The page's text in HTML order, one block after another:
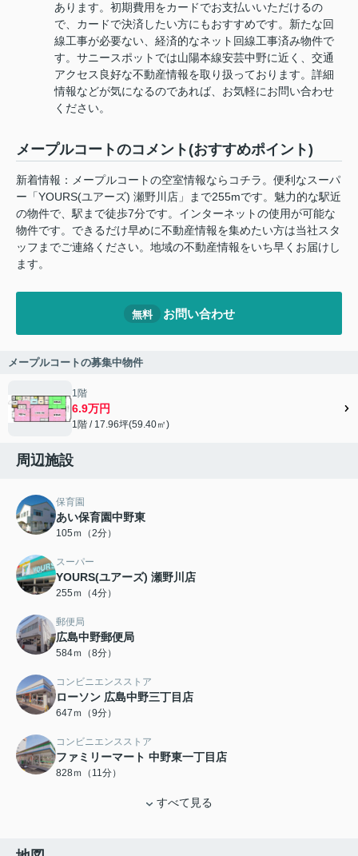
あります。初期費用をカードでお支払いいただけるの
で、カードで決済したい方にもおすすめです。新たな回
線工事が必要ない、経済的なネット回線工事済み物件で
す。サニースポットでは山陽本線安芸中野に近く、交通
アクセス良好な不動産情報を取り扱っております。詳細
情報などが気になるのであれば、お気軽にお問い合わせ
ください。
メープルコートのコメント(おすすめポイント)
新着情報：メープルコートの空室情報ならコチラ。便利なスーパ
ー「YOURS(ユアーズ) 瀬野川店」まで255mです。魅力的な駅近
の物件で、駅まで徒歩7分です。インターネットの使用が可能な
物件です。できるだけ早めに不動産情報を集めたい方は当社スタ
ッフまでご連絡ください。地域の不動産情報をいち早くお届けし
ます。
無料 お問い合わせ
メープルコートの募集中物件
1階
6.9万円
1階 / 17.96坪(59.40㎡)
周辺施設
保育園
あい保育園中野東
105ｍ（2分）
スーパー
YOURS(ユアーズ) 瀬野川店
255ｍ（4分）
郵便局
広島中野郵便局
584ｍ（8分）
コンビニエンスストア
ローソン 広島中野三丁目店
647ｍ（9分）
コンビニエンスストア
ファミリーマート 中野東一丁目店
828ｍ（11分）
すべて見る